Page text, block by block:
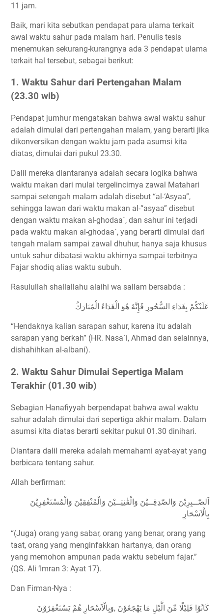
11 jam.
Baik, mari kita sebutkan pendapat para ulama terkait
awal waktu sahur pada malam hari. Penulis tesis
menemukan sekurang-kurangnya ada 3 pendapat ulama
terkait hal tersebut, sebagai berikut:
1. Waktu Sahur dari Pertengahan Malam
(23.30 wib)
Pendapat jumhur mengatakan bahwa awal waktu sahur
adalah dimulai dari pertengahan malam, yang berarti jika
dikonversikan dengan waktu jam pada asumsi kita
diatas, dimulai dari pukul 23.30.
Dalil mereka diantaranya adalah secara logika bahwa
waktu makan dari mulai tergelincirnya zawal Matahari
sampai setengah malam adalah disebut “al-‘Asyaa”,
sehingga lawan dari waktu makan al-“asyaa” disebut
dengan waktu makan al-ghodaa`, dan sahur ini terjadi
pada waktu makan al-ghodaa`, yang berarti dimulai dari
tengah malam sampai zawal dhuhur, hanya saja khusus
untuk sahur dibatasi waktu akhirnya sampai terbitnya
Fajar shodiq alias waktu subuh.
Rasulullah shallallahu alaihi wa sallam bersabda :
ﻋَﻠَﻴْﻜُﻢْ ﺑِﻐَﺪَﺍﺀِ ﺍﻟﺴُّﺤُﻮﺭِ ﻓَﺈِﻧَّﻪُ ﻫُﻮَ ﺍﻟْﻐَﺪَﺍﺀُ ﺍﻟْﻤُﺒَﺎﺭَﻙُ ‏
“Hendaknya kalian sarapan sahur, karena itu adalah
sarapan yang berkah” (HR. Nasa`i, Ahmad dan selainnya,
dishahihkan al-albani).
2. Waktu Sahur Dimulai Sepertiga Malam
Terakhir (01.30 wib)
Sebagian Hanafiyyah berpendapat bahwa awal waktu
sahur adalah dimulai dari sepertiga akhir malam. Dalam
asumsi kita diatas berarti sekitar pukul 01.30 dinihari.
Diantara dalil mereka adalah memahami ayat-ayat yang
berbicara tentang sahur.
Allah berfirman:
اَلصّٰــبِرِيْنَ وَالصّٰدِقِــيْنَ وَالْقٰنِتِــيْنَ وَالْمُنْفِقِيْنَ وَالْمُسْتَغْفِرِيْنَ
بِالْاَسْحَارِ
“(Juga) orang yang sabar, orang yang benar, orang yang
taat, orang yang menginfakkan hartanya, dan orang
yang memohon ampunan pada waktu sebelum fajar.”
(QS. Ali ‘Imran 3: Ayat 17).
Dan Firman-Nya :
كَانُوْا قَلِيْلًا مِّنَ الَّيْلِ مَا يَهْجَعُوْنَ ,وَبِالْاَسْحَارِ هُمْ يَسْتَغْفِرُوْنَ